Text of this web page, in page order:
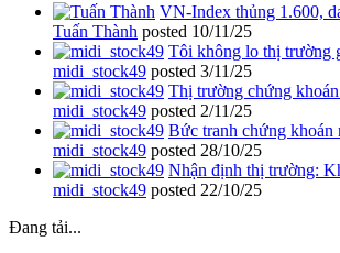
VN-Index thủng 1.600,
Tuấn Thành posted 10/11/25
Tôi không lo thị trường
midi_stock49 posted 3/11/25
Thị trường chứng
midi_stock49 posted 2/11/25
Bức tranh chứng khoán
midi_stock49 posted 28/10/25
Nhận định thị trường:
midi_stock49 posted 22/10/25
Đang tải...